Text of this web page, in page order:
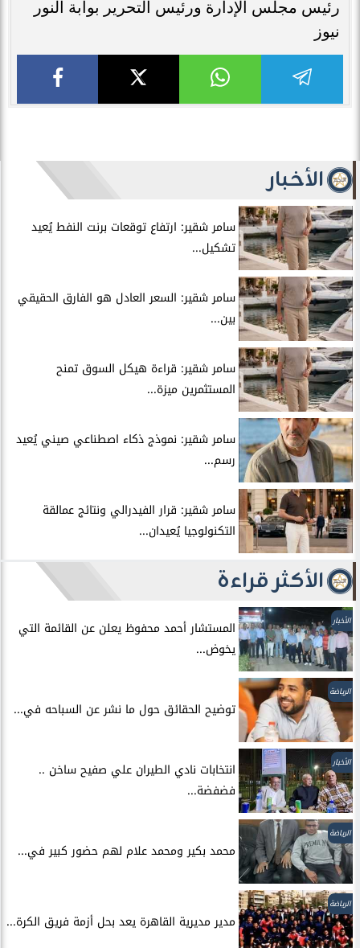
رئيس مجلس الإدارة ورئيس التحرير بوابة النور
نيوز
الأخبار
سامر شقير: ارتفاع توقعات برنت النفط يُعيد
تشكيل...
سامر شقير: السعر العادل هو الفارق الحقيقي
بين...
سامر شقير: قراءة هيكل السوق تمنح
المستثمرين ميزة...
سامر شقير: نموذج ذكاء اصطناعي صيني يُعيد
رسم...
سامر شقير: قرار الفيدرالي ونتائج عمالقة
التكنولوجيا يُعيدان...
الأكثر قراءة
الأخبار
المستشار أحمد محفوظ يعلن عن القائمة التي
يخوض...
الرياضة
توضيح الحقائق حول ما نشر عن السباحه في...
الأخبار
انتخابات نادي الطيران علي صفيح ساخن ..
فضفضة...
الرياضة
محمد بكير ومحمد علام لهم حضور كبير في...
الرياضة
مدير مديرية القاهرة يعد بحل أزمة فريق الكرة...